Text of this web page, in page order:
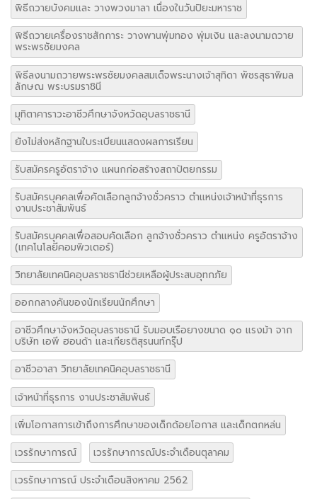
พิธีถวายบังคมและ วางพวงมาลา เนื่องในวันปิยะมหาราช
พิธีถวายเครื่องราชสักการะ วางพานพุ่มทอง พุ่มเงิน และลงนามถวาย
พระพรชัยมงคล
พิธีลงนามถวายพระพรชัยมงคลสมเด็จพระนางเจ้าสุทิดา พัชรสุธาพิมล
ลักษณ พระบรมราชินี
มุทิตาคาราวะอาชีวศึกษาจังหวัดอุบลราชธานี
ยังไม่ส่งหลักฐานใบระเบียนแสดงผลการเรียน
รับสมัครครูอัตราจ้าง แผนกก่อสร้างสถาปัตยกรรม
รับสมัครบุคคลเพื่อคัดเลือกลูกจ้างชั่วคราว ตำแหน่งเจ้าหน้าที่ธุรการ
งานประชาสัมพันธ์
รับสมัครบุคคลเพื่อสอบคัดเลือก ลูกจ้างชั่วคราว ตำแหน่ง ครูอัตราจ้าง
(เทคโนโลยีคอมพิวเตอร์)
วิทยาลัยเทคนิคอุบลราชธานีช่วยเหลือผู้ประสบอุทกภัย
ออกกลางคันของนักเรียนนักศึกษา
อาชีวศึกษาจังหวัดอุบลราชธานี รับมอบเรือยางขนาด ๑๐ แรงม้า จาก
บริษัท เอพี ฮอนด้า และเกียรติสุรนนท์กรุ๊ป
อาชีวอาสา วิทยาลัยเทคนิคอุบลราชธานี
เจ้าหน้าที่ธุรการ งานประชาสัมพันธ์
เพิ่มโอกาสการเข้าถึงการศึกษาของเด็กด้อยโอกาส และเด็กตกหล่น
เวรรักษาการณ์
เวรรักษาการณ์ประจำเดือนตุลาคม
เวรรักษาการณ์ ประจำเดือนสิงหาคม 2562